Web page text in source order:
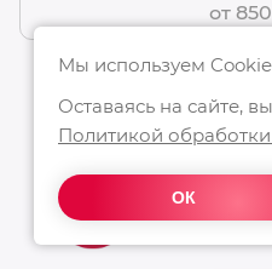
от
Мы используем Cookie
Оставаясь на сайте,
Политикой
ОК